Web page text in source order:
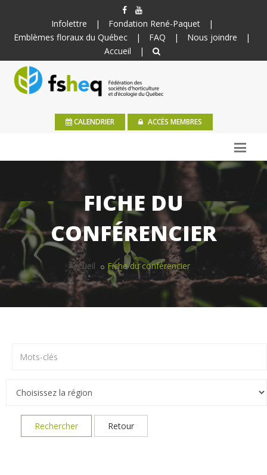
Infolettre | Fondation René-Paquet
|
Emblèmes floraux du Québec
| FAQ | Nous joindre
|
Accueil
|
CALENDRIER ACCÈS MEMBRES
FICHE DU
CONFÉRENCIER
Accueil Fiche du conférencier
Rechercher Retour